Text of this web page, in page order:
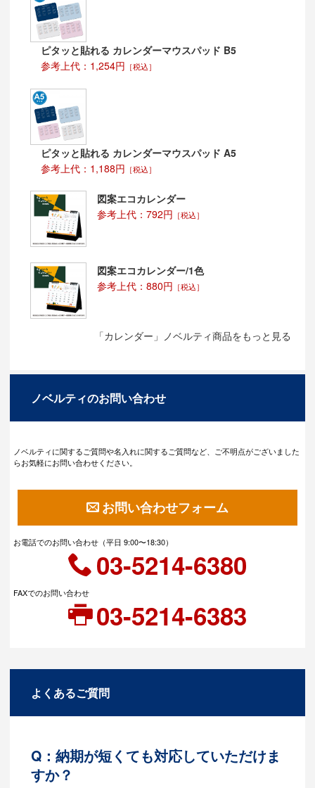
ピタッと貼れる カレンダーマウスパッド B5
参考上代：1,254円 ［税込］
ピタッと貼れる カレンダーマウスパッド A5
参考上代：1,188円 ［税込］
図案エコカレンダー
参考上代：792円 ［税込］
図案エコカレンダー/1色
参考上代：880円 ［税込］
「カレンダー」ノベルティ商品をもっと見る
ノベルティのお問い合わせ
ノベルティに関するご質問や名入れに関するご質問など、ご不明点がございました
らお気軽にお問い合わせください。
お問い合わせフォーム
お電話でのお問い合わせ（平日 9:00〜18:30）
03-5214-6380
FAXでのお問い合わせ
03-5214-6383
よくあるご質問
Q：納期が短くても対応していただけま
すか？